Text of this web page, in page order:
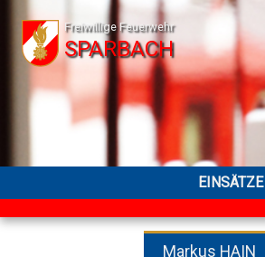
Freiwillige Feuerwehr
SPARBACH
EINSÄTZE
Markus HAIN